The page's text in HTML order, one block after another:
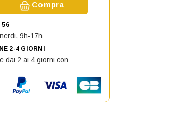
di Cornice Fendinebbia destra
la quantità di Cornice Fendinebbia
Compra
56
9h-17h
2-4 GIORNI
dai 2 ai 4 giorni con